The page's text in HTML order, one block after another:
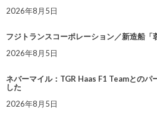
2026年8月5日
フジトランスコーポレーション／新造船「
2026年8月5日
ネバーマイル：TGR Haas F1 Teamとのパ
した
2026年8月5日